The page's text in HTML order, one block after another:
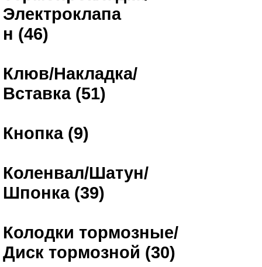
Электроклапа
н (46)
Клюв/Накладка/
Вставка (51)
Кнопка (9)
Коленвал/Шатун/
Шпонка (39)
Колодки тормозные/
Диск тормозной (30)